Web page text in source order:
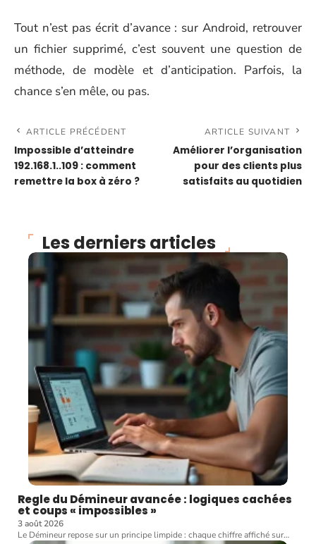
Tout n’est pas écrit d’avance : sur Android, retrouver
un fichier supprimé, c’est souvent une question de
méthode, de modèle et d’anticipation. Parfois, la
chance s’en mêle, ou pas.
ARTICLE PRÉCÉDENT
Impossible d’atteindre
192.168.1..109 : comment
remettre la box à zéro ?
ARTICLE SUIVANT
Améliorer l’organisation
pour des clients plus
satisfaits au quotidien
Les derniers articles
Regle du Démineur avancée : logiques cachées
et coups « impossibles »
3 août 2026
Le Démineur repose sur un principe limpide : chaque chiffre affiché sur…